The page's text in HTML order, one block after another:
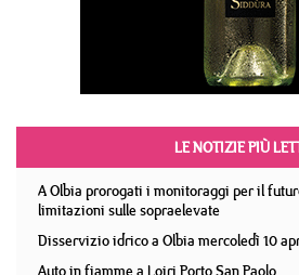
LE NOTIZIE PIÙ
A Olbia prorogati i monitoraggi per il
limitazioni sulle sopraelevate
Disservizio idrico a Olbia mercoledì 10
Auto in fiamme a Loiri Porto San Paolo